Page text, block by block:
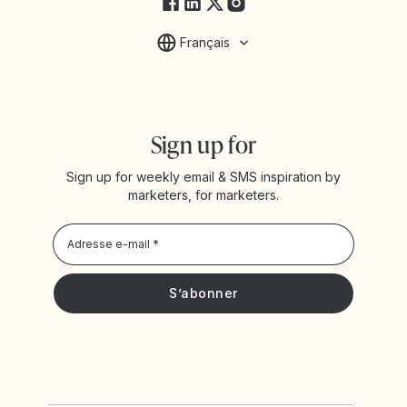
Français
Sign up for
Sign up for weekly email & SMS inspiration by
marketers, for marketers.